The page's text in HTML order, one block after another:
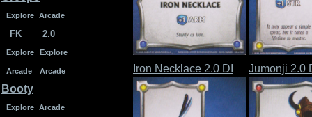
Explore Arcade
FK
Explore
Arcade
2.0
Explore
Arcade
Booty
Explore Arcade
Iron Necklace 2.0 DI Jumonji 2.0